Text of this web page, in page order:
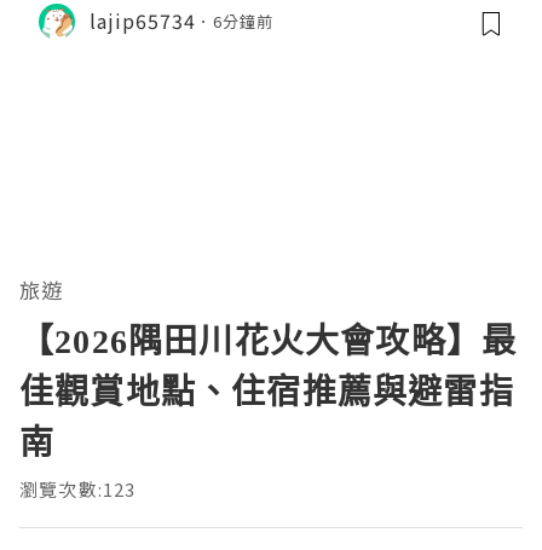
lajip65734 6分鐘前
旅遊
【2026隅田川花火大會攻略】最
佳觀賞地點、住宿推薦與避雷指
南
瀏覽次數:123